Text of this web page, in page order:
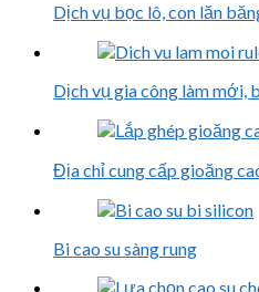
Dịch vụ bọc lô, con lăn
Dịch vụ gia công làm mới,
Địa chỉ cung cấp gioăng
Bi cao su sàng rung